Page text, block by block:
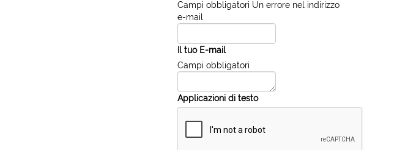
Campi obbligatori Un errore nel indirizzo
e-mail
Il tuo E-mail
Campi obbligatori
Applicazioni di testo